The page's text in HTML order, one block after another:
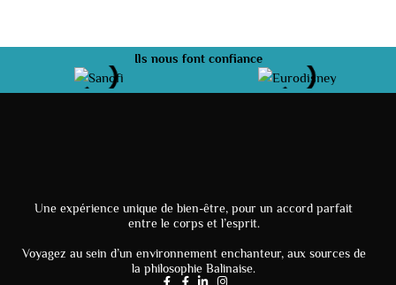
Ils nous font confiance
Une expérience unique de bien-être, pour un accord parfait
entre le corps et l’esprit.
Voyagez au sein d’un environnement enchanteur, aux sources de
la philosophie Balinaise.